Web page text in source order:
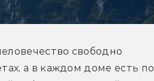
свободно
а в каждом доме есть по